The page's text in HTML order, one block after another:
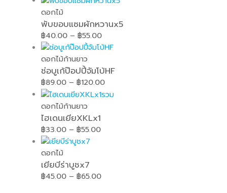
ดอกไม้
พับขอบแซมผักหวานx5
฿40.00 – ฿55.00
ดอกไม้ก้านยาว
ช่อบูเก้ป๊อปปี้จัมโบ้HF
฿89.00 – ฿120.00
ดอกไม้ก้านยาว
ไฮเดนเยียXKLx1
฿33.00 – ฿55.00
ดอกไม้
เยียบีร่าบูชx7
฿45.00 – ฿65.00